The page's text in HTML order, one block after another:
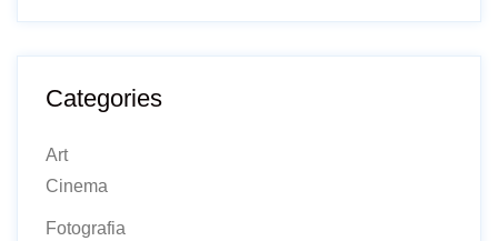
Categories
Art
Cinema
Fotografia